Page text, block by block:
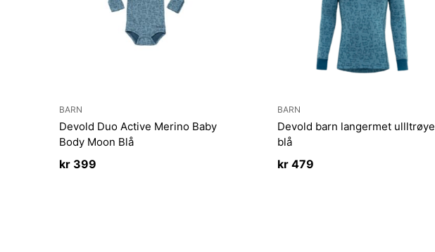
BARN
Devold Duo Active Merino Baby
Body Moon Blå
kr 399
BARN
Devold barn langermet ullltrøye
blå
kr479